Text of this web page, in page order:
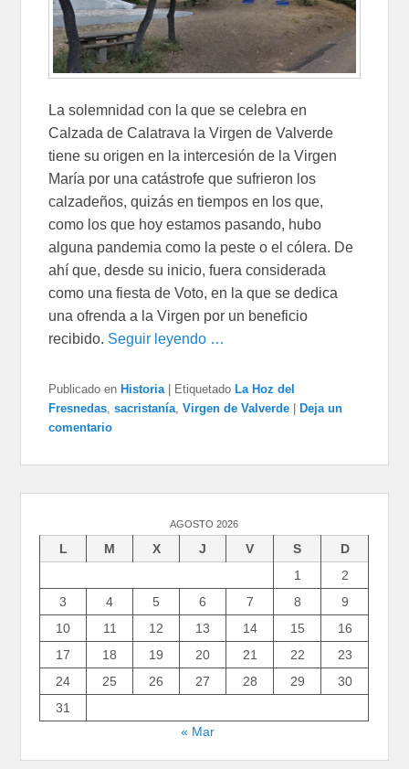
La solemnidad con la que se celebra en
Calzada de Calatrava la Virgen de Valverde
tiene su origen en la intercesión de la Virgen
María por una catástrofe que sufrieron los
calzadeños, quizás en tiempos en los que,
como los que hoy estamos pasando, hubo
alguna pandemia como la peste o el cólera. De
ahí que, desde su inicio, fuera considerada
como una fiesta de Voto, en la que se dedica
una ofrenda a la Virgen por un beneficio
recibido. Seguir leyendo …
Publicado en Historia Etiquetado La Hoz del
Fresnedas,sacristanía,Virgen de Valverde
Deja un
comentario
AGOSTO 2026
L M X J V S
D
1
2
3
4 5 6 7 8
9
10
11 12 13 14 15
16
17
18 19 20 21 22
23
24
25 26 27 28 29
30
31
« Mar